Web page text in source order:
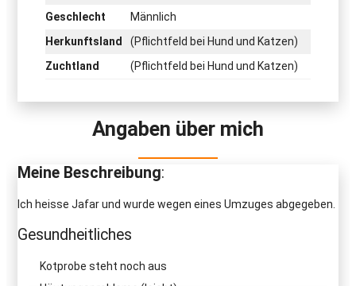
Geschlecht
Männlich
Herkunftsland
(Pflichtfeld bei Hund und Katzen)
Zuchtland
(Pflichtfeld bei Hund und Katzen)
Angaben über mich
Meine Beschreibung:
Ich heisse Jafar und wurde wegen eines Umzuges abgegeben.
Gesundheitliches
Kotprobe steht noch aus